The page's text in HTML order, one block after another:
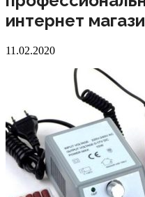
интернет
11.02.2020